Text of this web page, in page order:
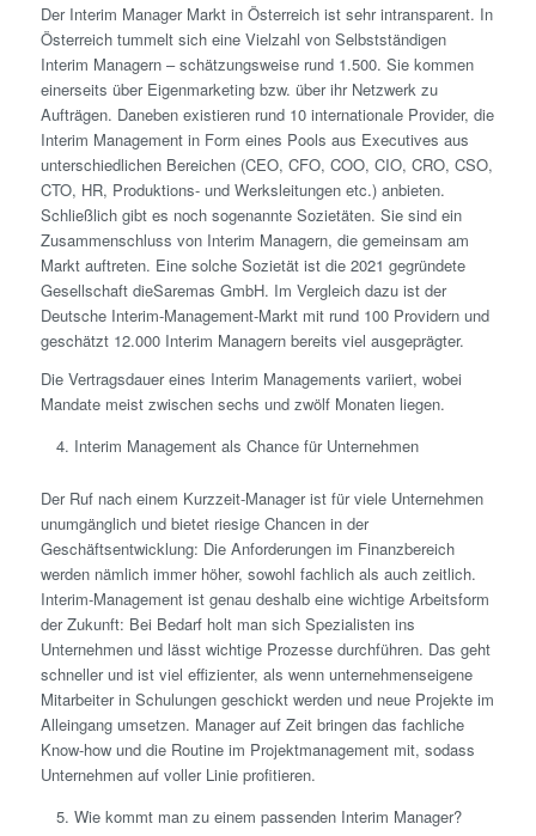
Der Interim Manager Markt in Österreich ist sehr intransparent. In
Österreich tummelt sich eine Vielzahl von Selbstständigen
Interim Managern – schätzungsweise rund 1.500. Sie kommen
einerseits über Eigenmarketing bzw. über ihr Netzwerk zu
Aufträgen. Daneben existieren rund 10 internationale Provider, die
Interim Management in Form eines Pools aus Executives aus
unterschiedlichen Bereichen (CEO, CFO, COO, CIO, CRO, CSO,
CTO, HR, Produktions- und Werksleitungen etc.) anbieten.
Schließlich gibt es noch sogenannte Sozietäten. Sie sind ein
Zusammenschluss von Interim Managern, die gemeinsam am
Markt auftreten. Eine solche Sozietät ist die 2021 gegründete
Gesellschaft dieSaremas GmbH. Im Vergleich dazu ist der
Deutsche Interim-Management-Markt mit rund 100 Providern und
geschätzt 12.000 Interim Managern bereits viel ausgeprägter.
Die Vertragsdauer eines Interim Managements variiert, wobei
Mandate meist zwischen sechs und zwölf Monaten liegen.
Interim Management als Chance für Unternehmen
Der Ruf nach einem Kurzzeit-Manager ist für viele Unternehmen
unumgänglich und bietet riesige Chancen in der
Geschäftsentwicklung: Die Anforderungen im Finanzbereich
werden nämlich immer höher, sowohl fachlich als auch zeitlich.
Interim-Management ist genau deshalb eine wichtige Arbeitsform
der Zukunft: Bei Bedarf holt man sich Spezialisten ins
Unternehmen und lässt wichtige Prozesse durchführen. Das geht
schneller und ist viel effizienter, als wenn unternehmenseigene
Mitarbeiter in Schulungen geschickt werden und neue Projekte im
Alleingang umsetzen. Manager auf Zeit bringen das fachliche
Know-how und die Routine im Projektmanagement mit, sodass
Unternehmen auf voller Linie profitieren.
Wie kommt man zu einem passenden Interim Manager?